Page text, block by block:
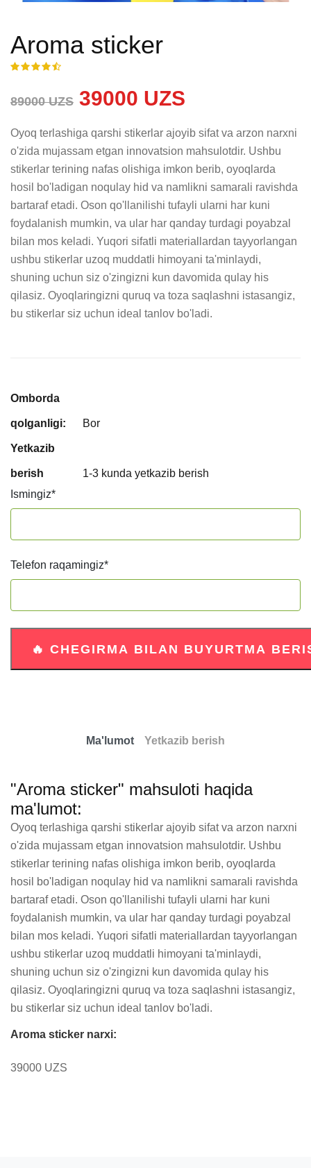
Aroma sticker
89000 UZS 39000 UZS
Oyoq terlashiga qarshi stikerlar ajoyib sifat va arzon narxni
o'zida mujassam etgan innovatsion mahsulotdir. Ushbu
stikerlar terining nafas olishiga imkon berib, oyoqlarda
hosil bo'ladigan noqulay hid va namlikni samarali ravishda
bartaraf etadi. Oson qo'llanilishi tufayli ularni har kuni
foydalanish mumkin, va ular har qanday turdagi poyabzal
bilan mos keladi. Yuqori sifatli materiallardan tayyorlangan
ushbu stikerlar uzoq muddatli himoyani ta'minlaydi,
shuning uchun siz o'zingizni kun davomida qulay his
qilasiz. Oyoqlaringizni quruq va toza saqlashni istasangiz,
bu stikerlar siz uchun ideal tanlov bo'ladi.
Omborda
qolganligi: Bor
Yetkazib
berish
1-3 kunda yetkazib berish
Ismingiz*
Telefon raqamingiz*
Ma'lumot Yetkazib berish
"Aroma sticker" mahsuloti haqida
ma'lumot:
Oyoq terlashiga qarshi stikerlar ajoyib sifat va arzon narxni
o'zida mujassam etgan innovatsion mahsulotdir. Ushbu
stikerlar terining nafas olishiga imkon berib, oyoqlarda
hosil bo'ladigan noqulay hid va namlikni samarali ravishda
bartaraf etadi. Oson qo'llanilishi tufayli ularni har kuni
foydalanish mumkin, va ular har qanday turdagi poyabzal
bilan mos keladi. Yuqori sifatli materiallardan tayyorlangan
ushbu stikerlar uzoq muddatli himoyani ta'minlaydi,
shuning uchun siz o'zingizni kun davomida qulay his
qilasiz. Oyoqlaringizni quruq va toza saqlashni istasangiz,
bu stikerlar siz uchun ideal tanlov bo'ladi.
Aroma sticker narxi:
39000 UZS